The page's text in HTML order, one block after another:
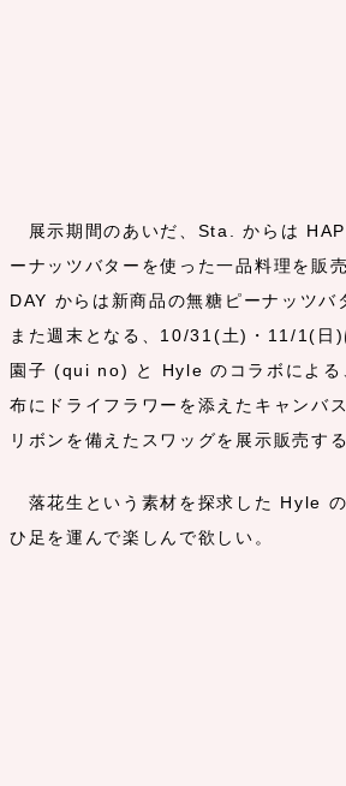
展示期間のあいだ、Sta. からは
ーナッツバターを使った一品料理を販
DAY からは新商品の無糖ピーナッツバ
また週末となる、10/31(土)・11/1(日)
園子 (qui no) と Hyle のコラボによる
布にドライフラワーを添えたキャンバ
リボンを備えたスワッグを展示販売する
落花生という素材を探求した Hyle
ひ足を運んで楽しんで欲しい。